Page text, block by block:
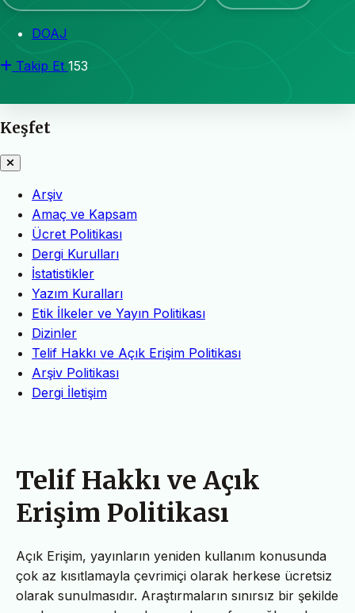
DOAJ
Takip Et 153
Keşfet
Arşiv
Amaç ve Kapsam
Ücret Politikası
Dergi Kurulları
İstatistikler
Yazım Kuralları
Etik İlkeler ve Yayın Politikası
Dizinler
Telif Hakkı ve Açık Erişim Politikası
Arşiv Politikası
Dergi İletişim
Telif Hakkı ve Açık
Erişim Politikası
Açık Erişim, yayınların yeniden kullanım konusunda
çok az kısıtlamayla çevrimiçi olarak herkese ücretsiz
olarak sunulmasıdır. Araştırmaların sınırsız bir şekilde